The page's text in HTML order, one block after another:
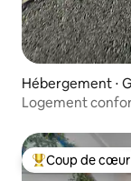
Hébergement ⋅
Logement
Coups de cœur
Coup de